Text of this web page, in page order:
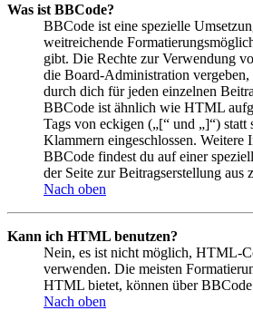
Was ist BBCode?
BBCode ist eine spezielle
weitreichende
gibt. Die Rechte zur Verwendung
die Board-Administration vergeben,
durch dich für jeden einzelnen
BBCode ist ähnlich wie HTML
Tags von eckigen („[“ und „]“) statt
Klammern eingeschlossen. Weitere
BBCode findest du auf einer
der Seite zur Beitragserstellung aus
Nach oben
Kann ich HTML benutzen?
Nein, es ist nicht möglich, HTML-
verwenden. Die meisten
HTML bietet, können über
Nach oben